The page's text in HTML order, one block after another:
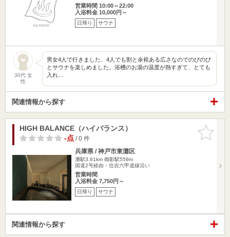
営業時間 10:00～22:00
入浴料金 10,000円～
日帰り サウナ
30代 女
性
男女4人で行きました、4人でも割と余裕ある広さなのでのびのび
とサウナを楽しめました。浴槽のお湯の温度が熱すぎて、とても
入れ…
関連情報から探す
お気に入
りに追加
HIGH BALANCE（ハイバランス）
-点/ 0 件
兵庫県 / 神戸市東灘区
灘駅3.61km 御影駅559m
国道2号経由・住吉六甲道線沿い
営業時間
入浴料金 7,750円～
日帰り サウナ
関連情報から探す